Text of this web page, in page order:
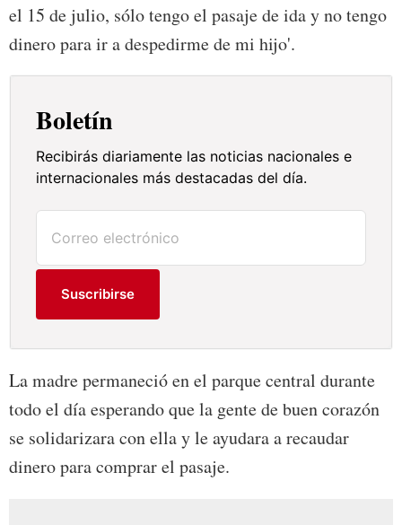
el 15 de julio, sólo tengo el pasaje de ida y no tengo
dinero para ir a despedirme de mi hijo'.
Boletín
Recibirás diariamente las noticias nacionales e
internacionales más destacadas del día.
Suscribirse
La madre permaneció en el parque central durante
todo el día esperando que la gente de buen corazón
se solidarizara con ella y le ayudara a recaudar
dinero para comprar el pasaje.